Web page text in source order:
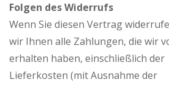
Folgen des Widerrufs
Wenn Sie diesen Vertrag
wir Ihnen alle Zahlungen, die wir
erhalten haben, einschließlich der
Lieferkosten (mit Ausnahme der